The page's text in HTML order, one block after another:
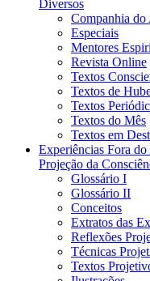
Diversos
Companhia do
Especiais
Mentores
Revista Online
Textos
Textos de
Textos
Textos do Mês
Textos em
Experiências Fora
Projeção da
Glossário I
Glossário II
Conceitos
Extratos das
Reflexões
Técnicas
Textos